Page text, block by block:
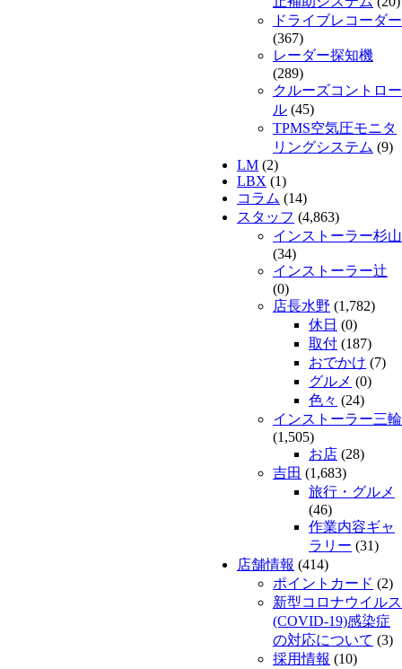
ドライブレコーダー
(367)
レーダー探知機
(289)
クルーズコントロー
ル (45)
TPMS空気圧モニタ
リングシステム (9)
LM (2)
LBX (1)
コラム (14)
スタッフ (4,863)
インストーラー杉山
(34)
インストーラー辻
(0)
店長水野 (1,782)
休日 (0)
取付 (187)
おでかけ (7)
グルメ (0)
色々 (24)
インストーラー三輪
(1,505)
お店 (28)
吉田 (1,683)
旅行・グルメ
(46)
作業内容ギャ
ラリー (31)
店舗情報 (414)
ポイントカード (2)
新型コロナウイルス
(COVID-19)感染症
の対応について (3)
採用情報 (10)